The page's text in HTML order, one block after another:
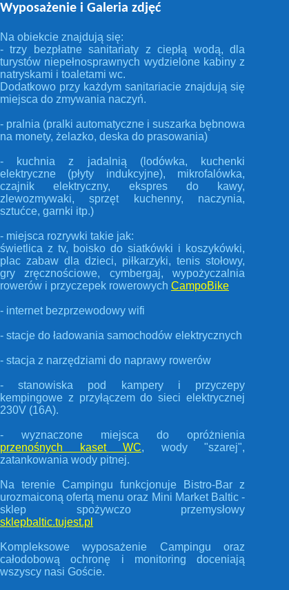
Wyposażenie i Galeria zdjęć
Na obiekcie znajdują się:
- trzy bezpłatne sanitariaty z ciepłą wodą, dla
turystów niepełnosprawnych wydzielone kabiny z
natryskami i toaletami wc.
Dodatkowo przy każdym sanitariacie znajdują się
miejsca do zmywania naczyń.
- pralnia (pralki automatyczne i suszarka bębnowa
na monety, żelazko, deska do prasowania)
- kuchnia z jadalnią (lodówka, kuchenki
elektryczne (płyty indukcyjne), mikrofalówka,
czajnik elektryczny, ekspres do kawy,
zlewozmywaki, sprzęt kuchenny, naczynia,
sztućce, garnki itp.)
- miejsca rozrywki takie jak:
świetlica z tv, boisko do siatkówki i koszykówki,
plac zabaw dla dzieci, piłkarzyki, tenis stołowy,
gry zręcznościowe, cymbergaj, wypożyczalnia
rowerów i przyczepek rowerowych CampoBike
- internet bezprzewodowy wifi
- stacje do ładowania samochodów elektrycznych
- stacja z narzędziami do naprawy rowerów
- stanowiska pod kampery i przyczepy
kempingowe z przyłączem do sieci elektrycznej
230V (16A).
- wyznaczone miejsca do opróżnienia
przenośnych kaset WC, wody "szarej",
zatankowania wody pitnej.
Na terenie Campingu funkcjonuje Bistro-Bar z
urozmaiconą ofertą menu oraz Mini Market Baltic -
sklep spożywczo przemysłowy
sklepbaltic.tujest.pl
Kompleksowe wyposażenie Campingu oraz
całodobową ochronę i monitoring doceniają
wszyscy nasi Goście.